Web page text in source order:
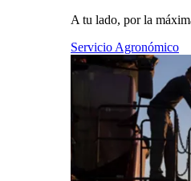
A tu lado, por la
Servicio Agronómico